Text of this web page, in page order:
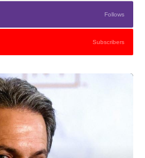
Follows
Subscribers